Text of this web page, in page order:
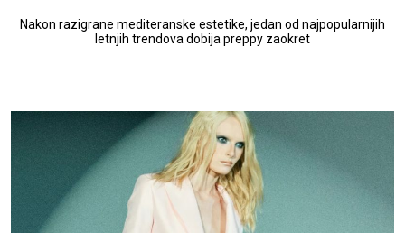
Nakon razigrane mediteranske estetike, jedan od najpopularnijih
letnjih trendova dobija preppy zaokret